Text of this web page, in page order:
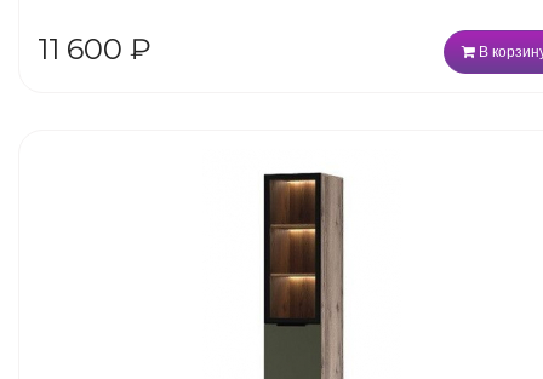
11 600 ₽ В